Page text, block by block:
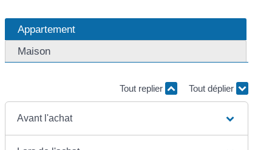
Appartement
Maison
Tout replier Tout déplier
Avant l'achat